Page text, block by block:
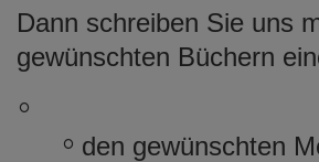
Dann schreiben Sie uns
gewünschten Büchern
den gewünschten